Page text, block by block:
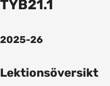
TYB21.1
2025-26
Lektionsöversikt